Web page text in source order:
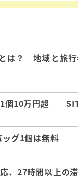
は？ 地域と旅
1個10万円超
グ1個は無料
、27時間以上の